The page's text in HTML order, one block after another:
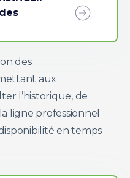
des
aux
l’historique, de
ligne professionnel
en temps